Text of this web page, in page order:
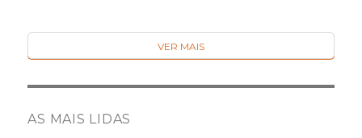
VER MAIS
AS MAIS LIDAS